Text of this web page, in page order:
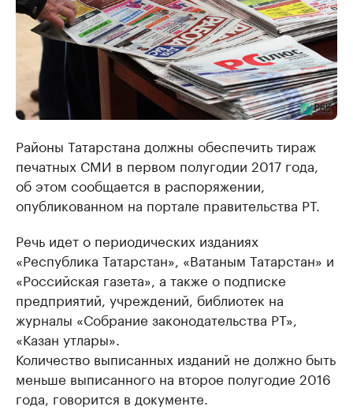
Районы Татарстана должны обеспечить тираж
печатных СМИ в первом полугодии 2017 года,
об этом сообщается в распоряжении,
опубликованном на портале правительства РТ.
Речь идет о периодических изданиях
«Республика Татарстан», «Ватаным Татарстан» и
«Российская газета», а также о подписке
предприятий, учреждений, библиотек на
журналы «Собрание законодательства РТ»,
«Казан утлары».
Количество выписанных изданий не должно быть
меньше выписанного на второе полугодие 2016
года, говорится в документе.